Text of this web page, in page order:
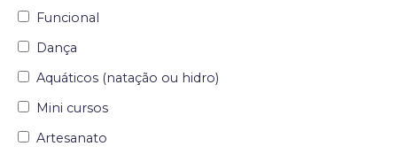
Funcional
Dança
Aquáticos (natação ou hidro)
Mini cursos
Artesanato